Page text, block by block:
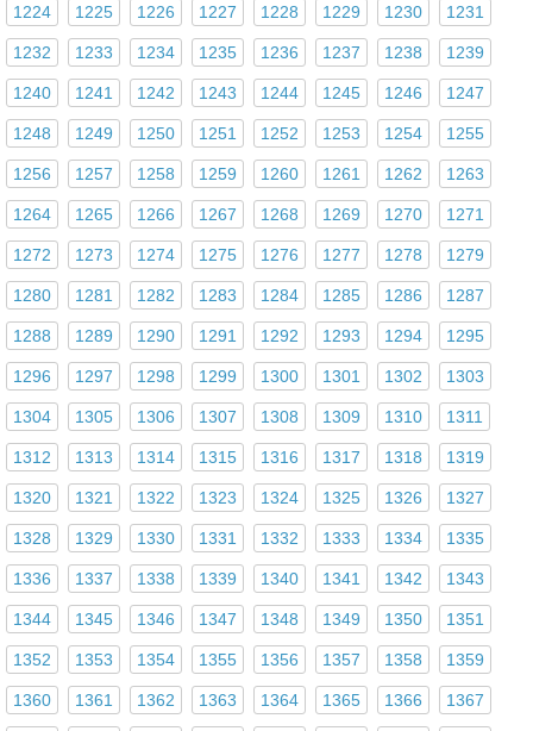
1224 1225 1226 1227 1228 1229 1230 1231
1232 1233 1234 1235 1236 1237 1238 1239
1240 1241 1242 1243 1244 1245 1246 1247
1248 1249 1250 1251 1252 1253 1254 1255
1256 1257 1258 1259 1260 1261 1262 1263
1264 1265 1266 1267 1268 1269 1270 1271
1272 1273 1274 1275 1276 1277 1278 1279
1280 1281 1282 1283 1284 1285 1286 1287
1288 1289 1290 1291 1292 1293 1294 1295
1296 1297 1298 1299 1300 1301 1302 1303
1304 1305 1306 1307 1308 1309 1310 1311
1312 1313 1314 1315 1316 1317 1318 1319
1320 1321 1322 1323 1324 1325 1326 1327
1328 1329 1330 1331 1332 1333 1334 1335
1336 1337 1338 1339 1340 1341 1342 1343
1344 1345 1346 1347 1348 1349 1350 1351
1352 1353 1354 1355 1356 1357 1358 1359
1360 1361 1362 1363 1364 1365 1366 1367